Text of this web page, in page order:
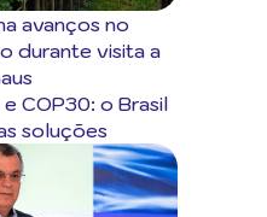
avanços no
durante visita a
COP30: o Brasil
soluções